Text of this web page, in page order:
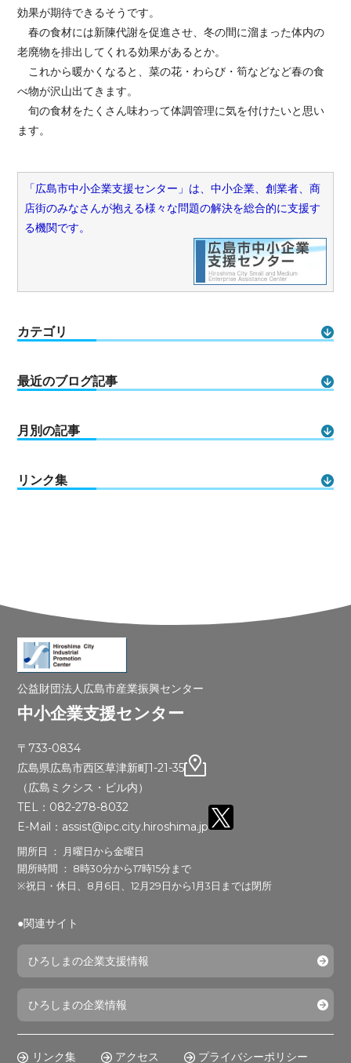
効果が期待できるそうです。
春の食材には新陳代謝を促進させ、冬の間に溜まった体内の
老廃物を排出してくれる効果があるとか。
これから暖かくなると、菜の花・わらび・筍などなど春の食
べ物が沢山出てきます。
旬の食材をたくさん味わって体調管理に気を付けたいと思い
ます。
「広島市中小企業支援センター」は、中小企業、創業者、商
店街のみなさんが抱える様々な問題の解決を総合的に支援す
る機関です。
カテゴリ
最近のブログ記事
月別の記事
リンク集
公益財団法人広島市産業振興センター
中小企業支援センター
〒733-0834
広島県広島市西区草津新町1-21-35
（広島ミクシス・ビル内）
TEL：082-278-8032
E-Mail：assist@ipc.city.hiroshima.jp
開所日 ： 月曜日から金曜日
開所時間 ： 8時30分から17時15分まで
※祝日・休日、8月6日、12月29日から1月3日までは閉所
●関連サイト
ひろしまの企業支援情報
ひろしまの企業情報
リンク集 アクセス プライバシーポリシー